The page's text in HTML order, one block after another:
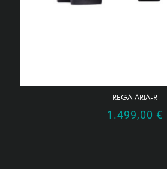
REGA ARIA-R
1.499,00 €